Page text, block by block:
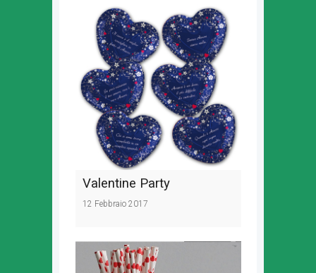
Valentine Party
12 Febbraio 2017